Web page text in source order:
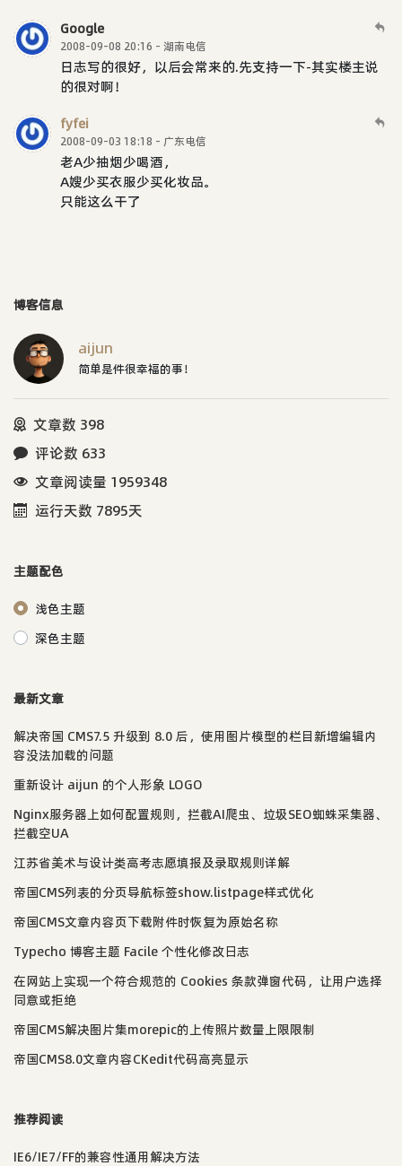
Google
2008-09-08 20:16 - 湖南电信
日志写的很好，以后会常来的.先支持一下-其实楼主说
的很对啊！
fyfei
2008-09-03 18:18 - 广东电信
老A少抽烟少喝酒，
A嫂少买衣服少买化妆品。
只能这么干了
博客信息
aijun
简单是件很幸福的事！
文章数 398
评论数 633
文章阅读量 1959348
运行天数 7895天
主题配色
浅色主题
深色主题
最新文章
解决帝国 CMS7.5 升级到 8.0 后，使用图片模型的栏目新增编辑内
容没法加载的问题
重新设计 aijun 的个人形象 LOGO
Nginx服务器上如何配置规则，拦截AI爬虫、垃圾SEO蜘蛛采集器、
拦截空UA
江苏省美术与设计类高考志愿填报及录取规则详解
帝国CMS列表的分页导航标签show.listpage样式优化
帝国CMS文章内容页下载附件时恢复为原始名称
Typecho 博客主题 Facile 个性化修改日志
在网站上实现一个符合规范的 Cookies 条款弹窗代码，让用户选择
同意或拒绝
帝国CMS解决图片集morepic的上传照片数量上限限制
帝国CMS8.0文章内容CKedit代码高亮显示
推荐阅读
IE6/IE7/FF的兼容性通用解决方法